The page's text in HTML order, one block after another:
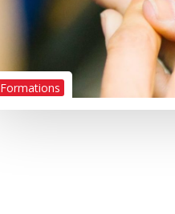
Formations